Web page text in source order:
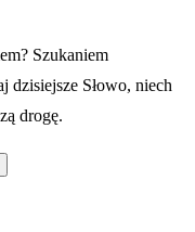
Szukaniem
dzisiejsze Słowo, niech
drogę.